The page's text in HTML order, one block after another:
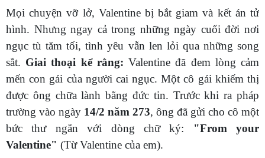
Mọi chuyện vỡ lở, Valentine bị bắt giam và kết án tử
hình. Nhưng ngay cả trong những ngày cuối đời nơi
ngục tù tăm tối, tình yêu vẫn len lỏi qua những song
sắt. Giai thoại kể rằng: Valentine đã đem lòng cảm
mến con gái của người cai ngục. Một cô gái khiếm thị
được ông chữa lành bằng đức tin. Trước khi ra pháp
trường vào ngày 14/2 năm 273, ông đã gửi cho cô một
bức thư ngắn với dòng chữ ký:
"From your
Valentine" (Từ Valentine của em).